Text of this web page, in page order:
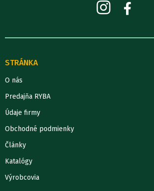
STRÁNKA
O nás
Predajňa RYBA
Údaje firmy
Obchodné podmienky
Články
Katalógy
Výrobcovia